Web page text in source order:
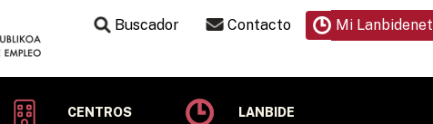
Buscador Contacto Mi Lanbidenet
CENTROS LANBIDE